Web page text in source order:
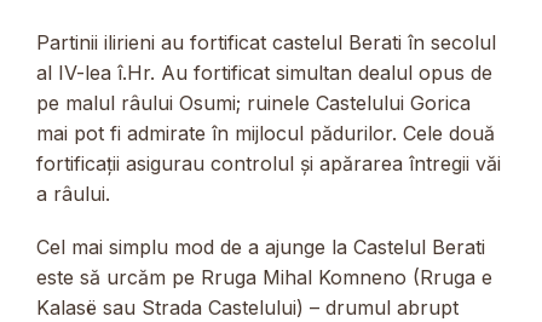
Partinii ilirieni au fortificat castelul Berati în secolul
al IV-lea î.Hr. Au fortificat simultan dealul opus de
pe malul râului Osumi; ruinele Castelului Gorica
mai pot fi admirate în mijlocul pădurilor. Cele două
fortificații asigurau controlul și apărarea întregii văi
a râului.
Cel mai simplu mod de a ajunge la Castelul Berati
este să urcăm pe Rruga Mihal Komneno (Rruga e
Kalasë sau Strada Castelului) – drumul abrupt